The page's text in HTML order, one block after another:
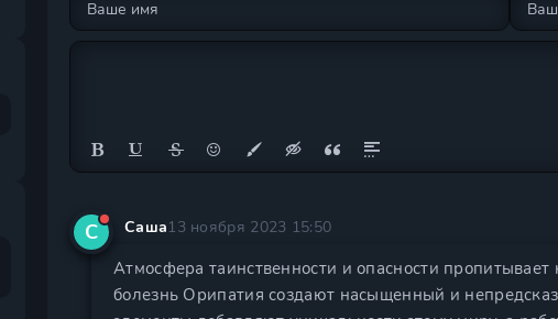
С Саша13 ноября 2023 15:50
Атмосфера таинственности и опасности
болезнь Орипатия создают насыщенный и